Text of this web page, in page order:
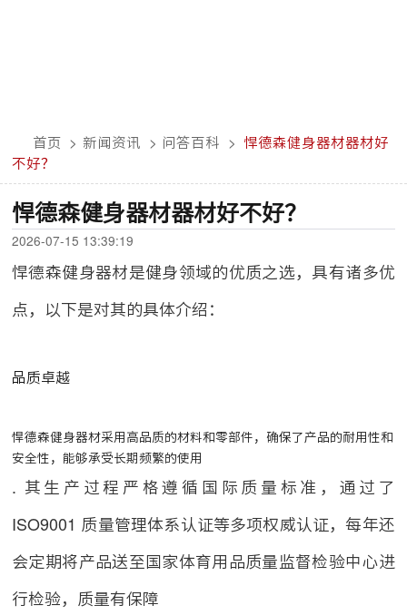
首页 > 新闻资讯 > 问答百科 >
悍德森健身器材器材好
不好？
悍德森健身器材器材好不好？
2026-07-15 13:39:19
悍德森健身器材是健身领域的优质之选，具有诸多优
点，以下是对其的具体介绍：
品质卓越
悍德森健身器材采用高品质的材料和零部件，确保了产品的耐用性和
安全性，能够承受长期频繁的使用
. 其生产过程严格遵循国际质量标准，通过了
ISO9001 质量管理体系认证等多项权威认证，每年还
会定期将产品送至国家体育用品质量监督检验中心进
行检验，质量有保障